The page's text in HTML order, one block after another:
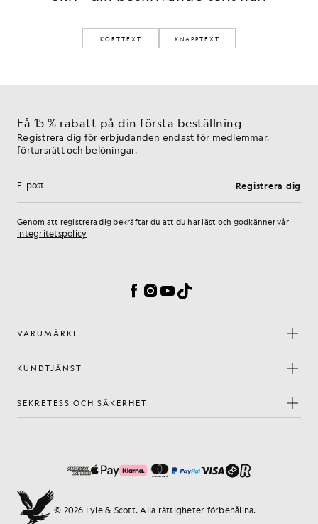
KORTTEXT KNAPPTEXT
Få 15 % rabatt på din första beställning
Registrera dig för erbjudanden endast för medlemmar,
förtursrätt och belöningar.
E-postadress Registrera dig
Genom att registrera dig bekräftar du att du har läst och godkänner vår
integritetspolicy
Facebook
Instagram
YouTube
TikTok
VARUMÄRKE
KUNDTJÄNST
SEKRETESS OCH SÄKERHET
© 2026 Lyle & Scott. Alla rättigheter förbehållna.